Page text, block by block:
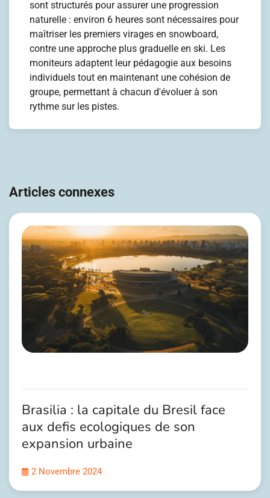
sont structurés pour assurer une progression
naturelle : environ 6 heures sont nécessaires pour
maîtriser les premiers virages en snowboard,
contre une approche plus graduelle en ski. Les
moniteurs adaptent leur pédagogie aux besoins
individuels tout en maintenant une cohésion de
groupe, permettant à chacun d'évoluer à son
rythme sur les pistes.
de
Articles connexes
Brasilia : la capitale du Bresil face
aux defis ecologiques de son
expansion urbaine
2 Novembre 2024